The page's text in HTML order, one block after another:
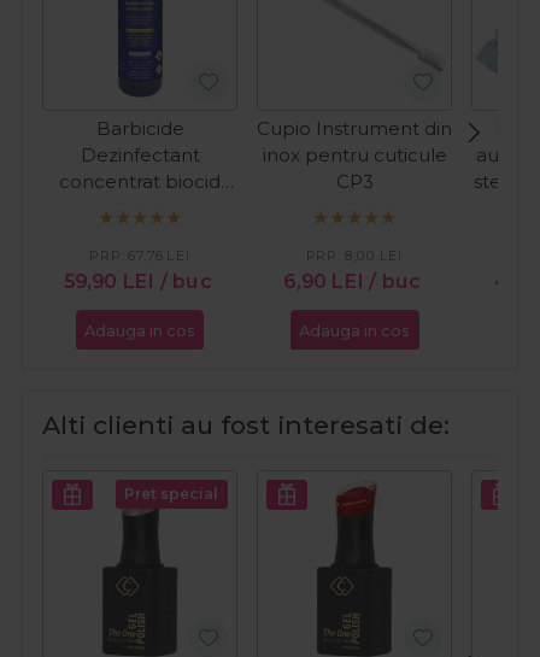
Barbicide
Dezinfectant
concentrat biocid
pentru instrumentar
59,90 LEI / buc
PRP:67,76 LEI
Adauga in cos
Cupio Instrument din
inox pentru cuticule
CP3
6,90 LEI / buc
PRP: 8,00 LEI
Adauga in cos
Alti clienti au fost interesati de:
Pret special